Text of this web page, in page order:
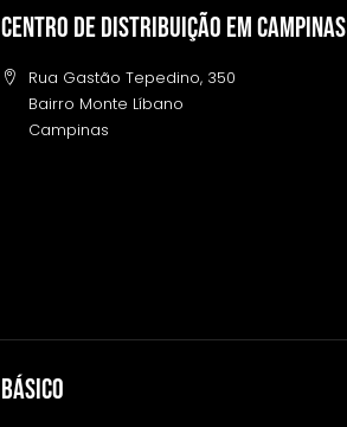
Centro de distribuição em campinas
Rua Gastão Tepedino, 350
Bairro Monte Líbano
Campinas
BÁSICO